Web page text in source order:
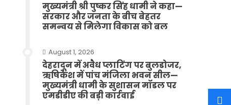
मुख्यमंत्री श्री पुष्कर सिंह धामी ने कहा—
सरकार और जनता के बीच बेहतर
समन्वय से मिलेगा विकास को बल
August 1, 2026
देहरादून में अवैध प्लाटिंग पर बुलडोजर,
ऋषिकेश में पांच मंजिला भवन सील—
मुख्यमंत्री धामी के सुशासन मॉडल पर
एमडीडीए की बड़ी कार्रवाई